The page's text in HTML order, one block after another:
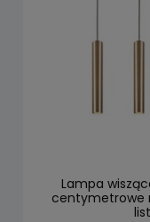
Lampa
centymetrowe